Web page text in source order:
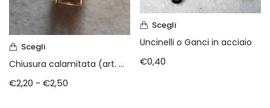
Scegli
Chiusura calamitata (art. min 1002)
€2,20 - €2,50
Scegli
Uncinelli o Ganci in acciaio
€0,40